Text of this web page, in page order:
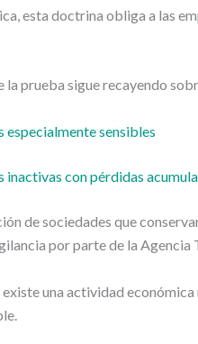
esta doctrina obliga a las
la prueba sigue recayendo
especialmente sensibles
inactivas con pérdidas
de sociedades que
por parte de la Agencia
existe una actividad